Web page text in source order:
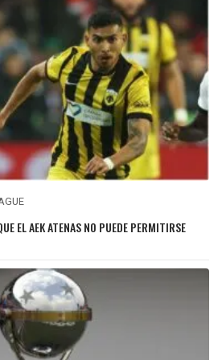
EL AEK ATENAS NO PUEDE PERMITIRSE